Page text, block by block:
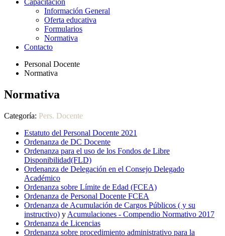
Información General
Oferta educativa
Formularios
Normativa
Contacto
Personal Docente
Normativa
Normativa
Categoría: Pers. Docente
Estatuto del Personal Docente 2021
Ordenanza de DC Docente
Ordenanza para el uso de los Fondos de Libre
Disponibilidad(FLD)
Ordenanza de Delegación en el Consejo Delegado
Académico
Ordenanza sobre Límite de Edad (FCEA)
Ordenanza de Personal Docente FCEA
Ordenanza de Acumulación de Cargos Públicos ( y su
instructivo) y Acumulaciones - Compendio Normativo 2017
Ordenanza de Licencias
Ordenanza sobre procedimiento administrativo para la